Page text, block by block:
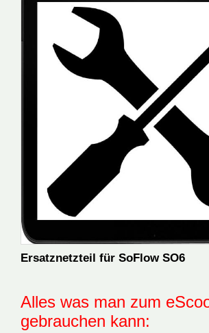
Ersatznetzteil für SoFlow SO6
Alles was man zum
gebrauchen kann: